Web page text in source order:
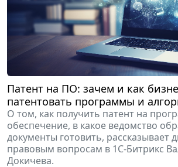
Залоговый кредитор:
защиты интересов
О праве залогового кредитора на
примерах из практики, а также об
при которых долю залогового
увеличить, рассказывает
управляющий, советник ЮК "Правый
Захарова.
22 мая 2026Практика
Захарова Анна
Арбитражный управляющий, советник
компании "Правый берег"